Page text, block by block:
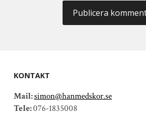
KONTAKT
Mail:simon@hanmedskor.se
Tele:076-1835008